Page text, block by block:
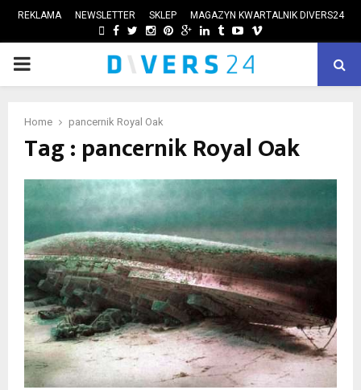
REKLAMA NEWSLETTER SKLEP MAGAZYN KWARTALNIK DIVERS24
FACEBOOK
TWITTER
INSTAGRAM
PINTEREST
GOOGLE
LINKEDIN
TUMBLRYOUTUBE
VIMEO
PRIMARY
Home pancernik Royal Oak
Tag : pancernik Royal Oak